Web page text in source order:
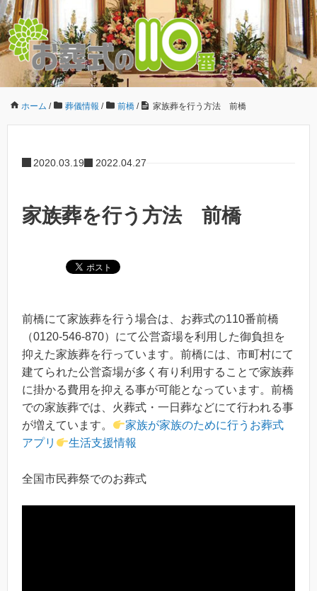
ホーム / 葬儀情報 / 前橋 / 家族葬を行う方法 前橋
2020.03.19 2022.04.27
家族葬を行う方法 前橋
前橋にて家族葬を行う場合は、お葬式の110番前橋
（0120-546-870）にて公営斎場を利用した御負担を
抑えた家族葬を行っています。前橋には、市町村にて
建てられた公営斎場が多く有り利用することで家族葬
に掛かる費用を抑える事が可能となっています。前橋
での家族葬では、火葬式・一日葬などにて行われる事
が増えています。
家族が家族のために行うお葬式
アプリ
生活支援情報
全国市民葬祭でのお葬式